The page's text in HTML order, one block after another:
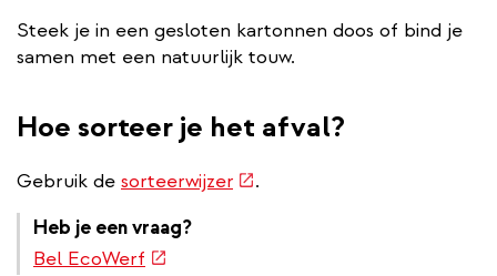
Steek je in een gesloten kartonnen doos of bind je
samen met een natuurlijk touw.
Hoe sorteer je het afval?
Gebruik de sorteerwijzer(externe
.
Heb je een vraag?
Bel EcoWerf (externe